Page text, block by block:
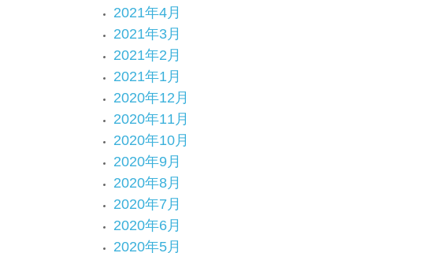
2021年4月
2021年3月
2021年2月
2021年1月
2020年12月
2020年11月
2020年10月
2020年9月
2020年8月
2020年7月
2020年6月
2020年5月